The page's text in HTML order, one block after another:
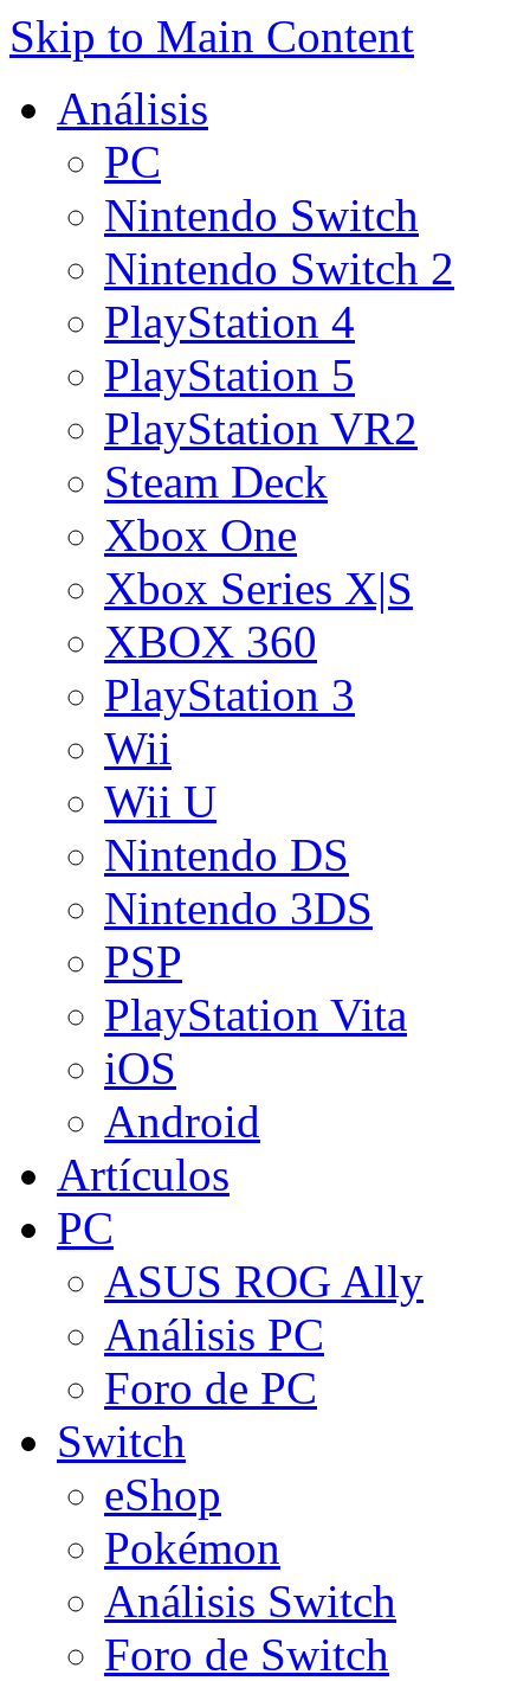
Skip to Main Content
Análisis
PC
Nintendo Switch
Nintendo Switch 2
PlayStation 4
PlayStation 5
PlayStation VR2
Steam Deck
Xbox One
Xbox Series X|S
XBOX 360
PlayStation 3
Wii
Wii U
Nintendo DS
Nintendo 3DS
PSP
PlayStation Vita
iOS
Android
Artículos
PC
ASUS ROG Ally
Análisis PC
Foro de PC
Switch
eShop
Pokémon
Análisis Switch
Foro de Switch